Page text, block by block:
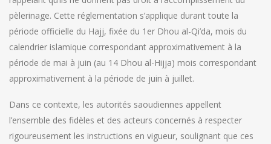
pèlerinage. Cette réglementation s’applique durant toute la
période officielle du Hajj, fixée du 1er Dhou al-Qi’da, mois du
calendrier islamique correspondant approximativement à la
période de mai à juin (au 14 Dhou al-Hijja) mois correspondant
approximativement à la période de juin à juillet.
Dans ce contexte, les autorités saoudiennes appellent
l’ensemble des fidèles et des acteurs concernés à respecter
rigoureusement les instructions en vigueur, soulignant que ces